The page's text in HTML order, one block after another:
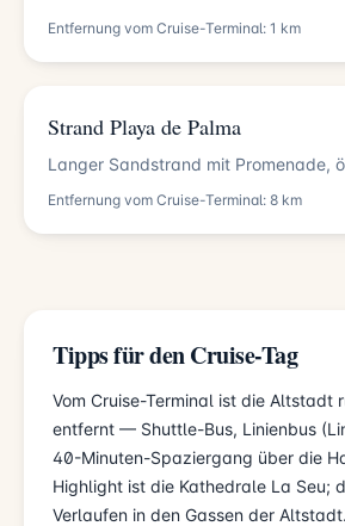
Entfernung vom Cruise-Terminal: 1 km
Strand Playa de Palma
Langer Sandstrand mit Promenade,
Entfernung vom Cruise-Terminal: 8 km
Tipps für den Cruise-Tag
Vom Cruise-Terminal ist die Altstadt
entfernt — Shuttle-Bus, Linienbus
40-Minuten-Spaziergang über die
Highlight ist die Kathedrale La Seu;
Verlaufen in den Gassen der